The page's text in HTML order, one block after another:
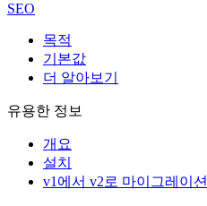
SEO
목적
기본값
더 알아보기
유용한 정보
개요
설치
v1에서 v2로 마이그레이션